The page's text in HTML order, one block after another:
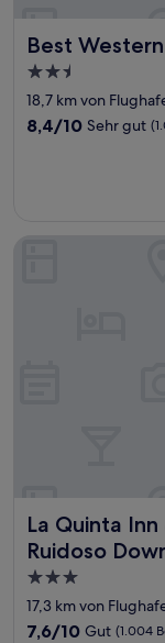
Best
Best Western
2.5-
Sterne-
Unterkunft
18,7 km von
8.4
Bewertungen)
8,4/10 Sehr gut
La Quinta
Ruidoso
La Quinta Inn &
3.0-
Sterne-
Unterkunft
17,3 km von
7.6
7,6/10 Gut (1.004